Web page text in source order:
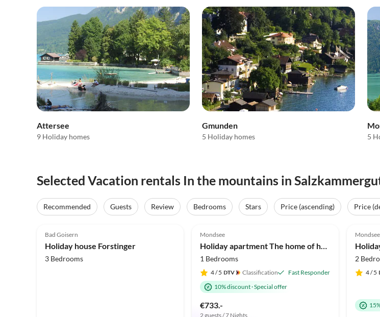
Attersee
9 Holiday homes
Gmunden
5 Holiday homes 5
Selected Vacation rentals In the mountains in
Recommended Guests Review Bedrooms Stars Price (ascending)
Price
Bad Goisern
Holiday house Forstinger
3 Bedrooms
Mondsee
Holiday apartment The home of hawks
1 Bedrooms
4/ 5 Classification
Fast Responder
10% discount·Special offer
€733.-
2 guests / 7 Nights
Mondsee
2
4/ 5